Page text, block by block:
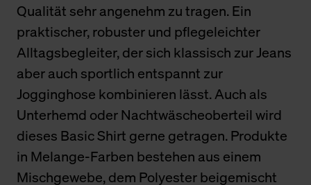
Qualität sehr angenehm zu tragen. Ein
praktischer, robuster und pflegeleichter
Alltagsbegleiter, der sich klassisch zur Jeans
aber auch sportlich entspannt zur
Jogginghose kombinieren lässt. Auch als
Unterhemd oder Nachtwäscheoberteil wird
dieses Basic Shirt gerne getragen. Produkte
in Melange-Farben bestehen aus einem
Mischgewebe, dem Polyester beigemischt